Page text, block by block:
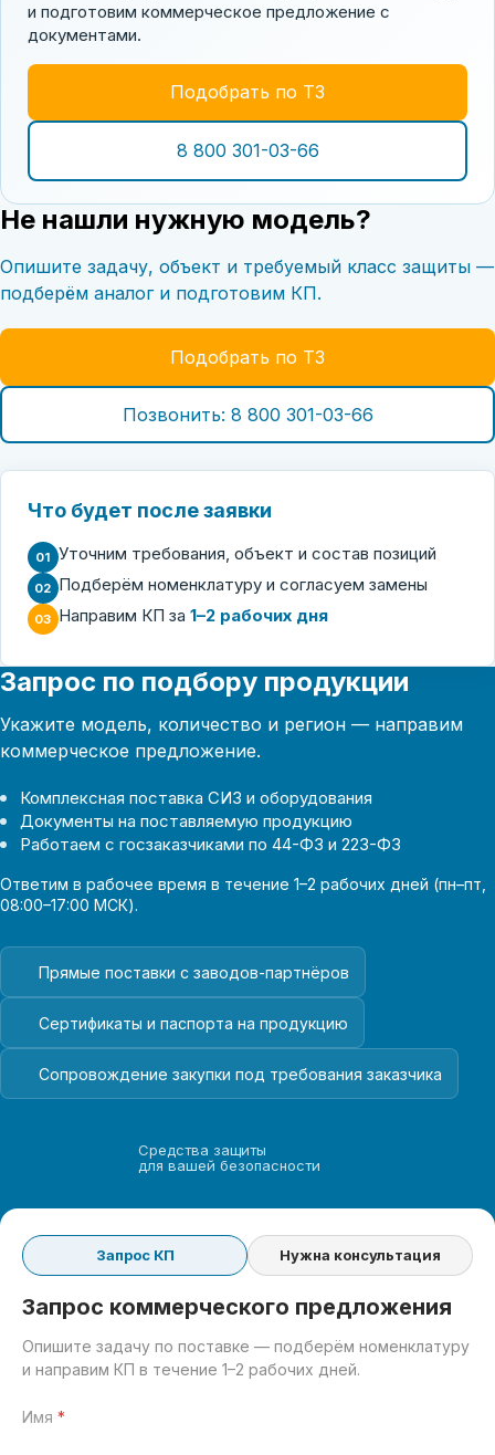
и подготовим коммерческое предложение с
документами.
Подобрать по ТЗ
8 800 301-03-66
Не нашли нужную модель?
Опишите задачу, объект и требуемый класс защиты —
подберём аналог и подготовим КП.
Подобрать по ТЗ
Позвонить: 8 800 301-03-66
Что будет после заявки
01 Уточним требования, объект и состав позиций
02 Подберём номенклатуру и согласуем замены
03 Направим КП за 1–2 рабочих дня
Запрос по подбору продукции
Укажите модель, количество и регион — направим
коммерческое предложение.
Комплексная поставка СИЗ и оборудования
Документы на поставляемую продукцию
Работаем с госзаказчиками по 44-ФЗ и 223-ФЗ
Ответим в рабочее время в течение 1–2 рабочих дней (пн–пт,
08:00–17:00 МСК).
Прямые поставки с заводов-партнёров
Сертификаты и паспорта на продукцию
Сопровождение закупки под требования заказчика
Средства защиты
для вашей безопасности
Запрос КП Нужна консультация
Запрос коммерческого предложения
Опишите задачу по поставке — подберём номенклатуру
и направим КП в течение 1–2 рабочих дней.
Имя *